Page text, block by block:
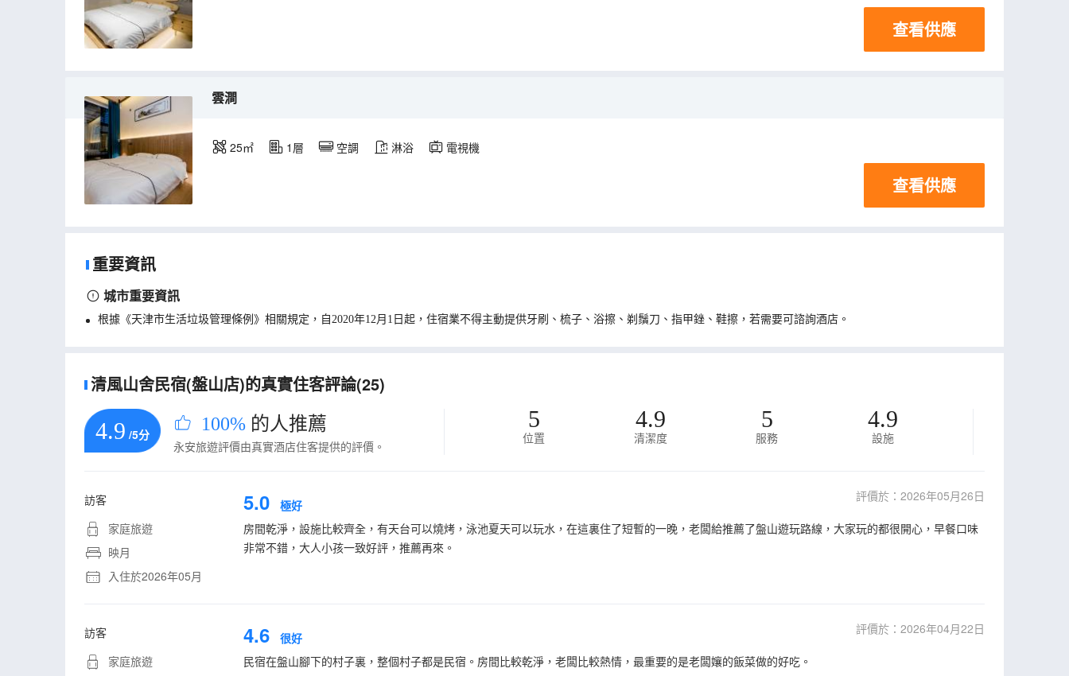
查看供應
雲澗
25㎡ 1層 空調 淋浴 電視機
查看供應
重要資訊
城市重要資訊
根據《天津市生活垃圾管理條例》相關規定，自2020年12月1日起，住宿業不得主動提供牙刷、梳子、浴擦、剃鬚刀、指甲銼、鞋擦，若需要可諮詢酒店。
清風山舍民宿(盤山店)的真實住客評論(25)
4.9 /5分 100% 的人推薦
永安旅遊評價由真實酒店住客提供的評價。
5
位置
4.9
清潔度
5
服務
4.9
設施
訪客
家庭旅遊
映月
入住於2026年05月
5.0 極好
評價於：2026年05月26日
房間乾淨，設施比較齊全，有天台可以燒烤，泳池夏天可以玩水，在這裏住了短暫的一晚，老闆給推薦了盤山遊玩路線，大家玩的都很開心，早餐口味
非常不錯，大人小孩一致好評，推薦再來。
訪客
家庭旅遊
4.6 很好
評價於：2026年04月22日
民宿在盤山腳下的村子裏，整個村子都是民宿。房間比較乾淨，老闆比較熱情，最重要的是老闆孃的飯菜做的好吃。